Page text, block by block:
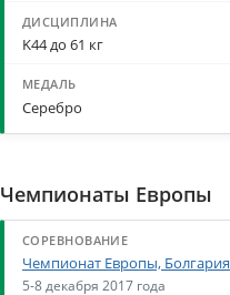
K44 до 61 кг
Серебро
Чемпионаты Европы
Чемпионат Европы, Болгария
5-8 декабря 2017 года